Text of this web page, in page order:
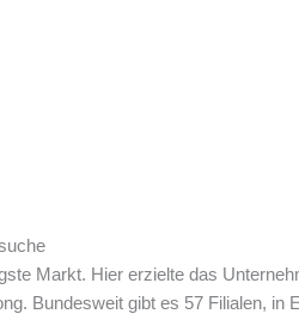
Markt. Hier erzielte das
Bundesweit gibt es 57 Filialen, in